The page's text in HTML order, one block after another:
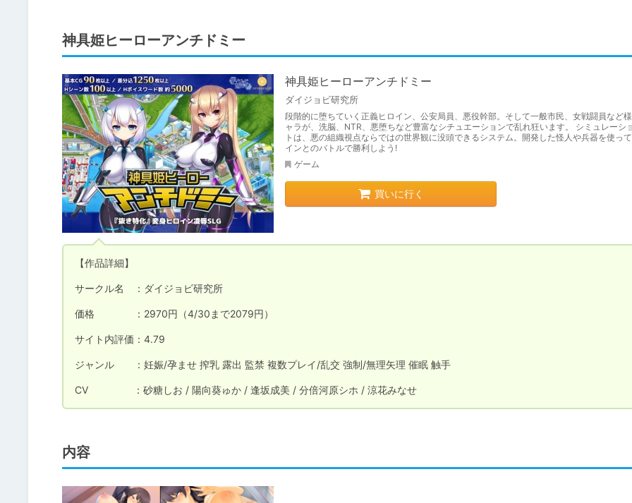
神具姫ヒーローアンチドミー
神具姫ヒーローアンチドミー
ダイジョビ研究所
段階的に堕ちていく正義ヒロイン、公安局員、悪役幹部。そして一般市民、女戦闘員など
ャラが、洗脳、NTR、悪堕ちなど豊富なシチュエーションで乱れ狂います。 シミュレーシ
トは、悪の組織視点ならではの世界観に没頭できるシステム。開発した怪人や兵器を使っ
インとのバトルで勝利しよう!
ゲーム
買いに行く
【作品詳細】
サークル名　：ダイジョビ研究所
価格　　　　：2970円（4/30まで2079円）
サイト内評価：4.79
ジャンル　　：妊娠/孕ませ 搾乳 露出 監禁 複数プレイ/乱交 強制/無理矢理 催眠 触手
CV  　　　　：砂糖しお / 陽向葵ゅか / 逢坂成美 / 分倍河原シホ / 涼花みなせ
内容